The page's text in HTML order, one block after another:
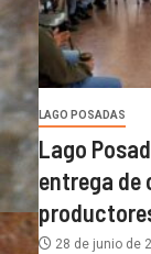
LAGO POSADAS
Lago
entrega
28 de junio de